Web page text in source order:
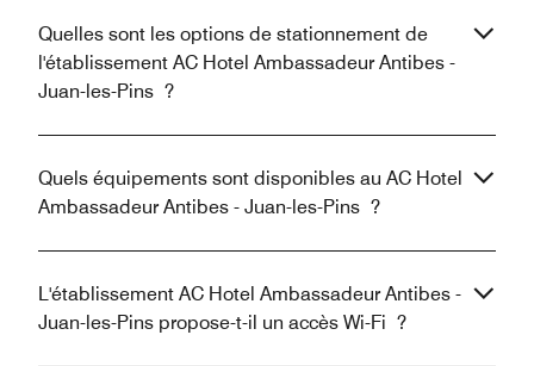
Quelles sont les options de stationnement de
l'établissement AC Hotel Ambassadeur Antibes -
Juan-les-Pins ?
Quels équipements sont disponibles au AC Hotel
Ambassadeur Antibes - Juan-les-Pins ?
L'établissement AC Hotel Ambassadeur Antibes -
Juan-les-Pins propose-t-il un accès Wi-Fi ?